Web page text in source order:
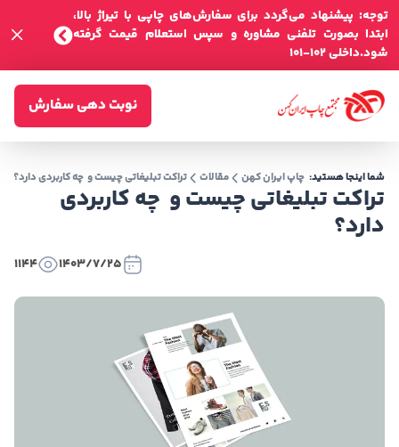
توجه: پیشنهاد می‌گردد برای سفارش‌های چاپی با تیراژ بالا،
ابتدا بصورت تلفنی مشاوره و سپس استعلام قیمت گرفته
شود.داخلی 102-101
نوبت دهی سفارش
تراکت تبلیغاتی چیست و چه کاربردی
دارد؟
شما اینجا هستید: چاپ ایران کهن مقالات تراکت تبلیغاتی چیست و چه کاربردی دارد؟
1403/7/25
1144